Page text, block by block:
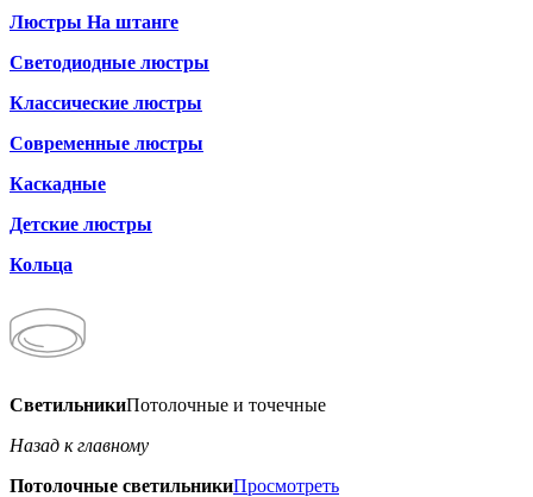
Люстры На штанге
Светодиодные люстры
Классические люстры
Современные люстры
Каскадные
Детские люстры
Кольца
СветильникиПотолочные и точечные
Назад к главному
Потолочные светильникиПросмотреть